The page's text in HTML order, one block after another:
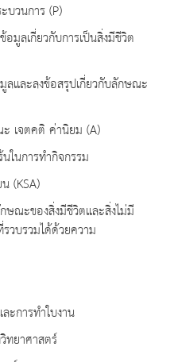
การ (P)
กี่ยวกับการเป็นสิ่งมีชีวิต
ลงข้อสรุปเกี่ยวกับลักษณะ
ติ ค่านิยม (A)
ในการทำกิจกรรม
(KSA)
ษณะของสิ่งมีชีวิตและสิ่งไม่มี
วบรวมได้ด้วยความ
ะการทำใบงาน
ทยาศาสตร์